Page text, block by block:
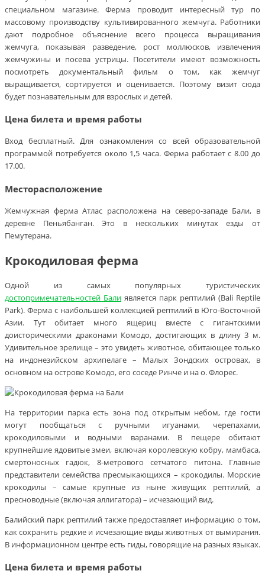
специальном магазине. Ферма проводит интересный тур по
массовому производству культивированного жемчуга. Работники
дают подробное объяснение всего процесса выращивания
жемчуга, показывая разведение, рост моллюсков, извлечения
жемчужины и посева устрицы. Посетители имеют возможность
посмотреть документальный фильм о том, как жемчуг
выращивается, сортируется и оценивается. Поэтому визит сюда
будет познавательным для взрослых и детей.
Цена билета и время работы
Вход бесплатный. Для ознакомления со всей образовательной
программой потребуется около 1,5 часа. Ферма работает с 8.00 до
17.00.
Месторасположение
Жемчужная ферма Атлас расположена на северо-западе Бали, в
деревне Пеньябанган. Это в нескольких минутах езды от
Пемутерана.
Крокодиловая ферма
Одной из самых популярных туристических
достопримечательностей Бали является парк рептилий (Bali Reptile
Park). Ферма с наибольшей коллекцией рептилий в Юго-Восточной
Азии. Тут обитает много ящериц вместе с гигантскими
доисторическими драконами Комодо, достигающих в длину 3 м.
Удивительное зрелище – это увидеть животное, обитающее только
на индонезийском архипелаге – Малых Зондских островах, в
основном на острове Комодо, его соседе Ринче и на о. Флорес.
На территории парка есть зона под открытым небом, где гости
могут пообщаться с ручными игуанами, черепахами,
крокодиловыми и водными варанами. В пещере обитают
крупнейшие ядовитые змеи, включая королевскую кобру, мамбаса,
смертоносных гадюк, 8-метрового сетчатого питона. Главные
представители семейства пресмыкающихся – крокодилы. Морские
крокодилы – самые крупные из ныне живущих рептилий, а
пресноводные (включая аллигатора) – исчезающий вид.
Балийский парк рептилий также предоставляет информацию о том,
как сохранить редкие и исчезающие виды животных от вымирания.
В информационном центре есть гиды, говорящие на разных языках.
Цена билета и время работы